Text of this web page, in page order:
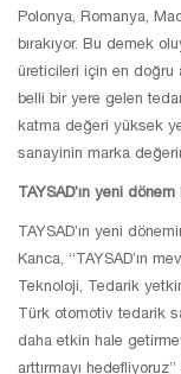
Polonya, Romanya,
bırakıyor. Bu demek
üreticileri için en doğru
belli bir yere gelen
katma değeri yüksek
sanayinin marka
TAYSAD’ın yeni
TAYSAD’ın yeni
Kanca, “TAYSAD’ın
Teknoloji, Tedarik
Türk otomotiv tedarik
daha etkin hale
arttırmayı